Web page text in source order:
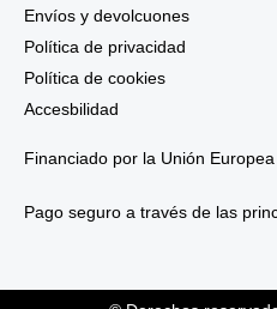
Envíos y devolcuones
Política de privacidad
Política de cookies
Accesbilidad
Financiado por la Unión
Pago seguro a través de las